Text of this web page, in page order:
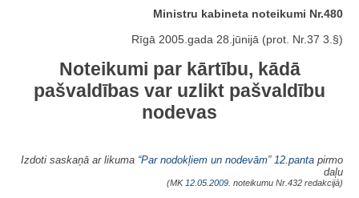
Ministru kabineta noteikumi Nr.480
Rīgā 2005.gada 28.jūnijā (prot. Nr.37 3.§)
Noteikumi par kārtību, kādā
pašvaldības var uzlikt pašvaldību
nodevas
Izdoti saskaņā ar likuma “Par nodokļiem un nodevām” 12.panta pirmo
daļu
(MK 12.05.2009. noteikumu Nr.432 redakcijā)